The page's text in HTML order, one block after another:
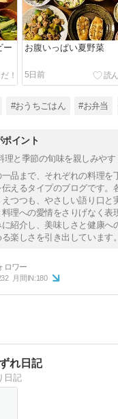
ー
お腹いっぱい夏野菜
5日前
#おうちごはん #お弁当
イント
理と季節の旬味を親しみやす
品まで、それぞれの料理を
えるタイプのブログです。
つつも、やさしい語り口と
理への愛情をさりげなく表
紹介し、美味しさと健康へ
楽しさを引き出しています。
月間IN:180
れ日記
日記